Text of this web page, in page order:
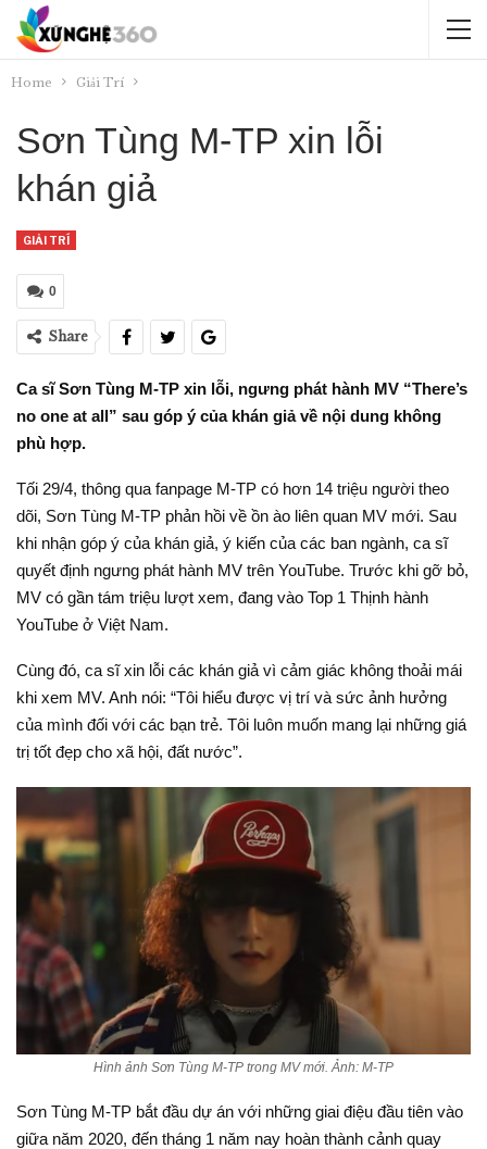
Home Giải Trí
Sơn Tùng M-TP xin lỗi
khán giả
GIẢI TRÍ
0
Share
Ca sĩ Sơn Tùng M-TP xin lỗi, ngưng phát hành MV “There’s
no one at all” sau góp ý của khán giả về nội dung không
phù hợp.
Tối 29/4, thông qua fanpage M-TP có hơn 14 triệu người theo
dõi, Sơn Tùng M-TP phản hồi về ồn ào liên quan MV mới. Sau
khi nhận góp ý của khán giả, ý kiến của các ban ngành, ca sĩ
quyết định ngưng phát hành MV trên YouTube. Trước khi gỡ bỏ,
MV có gần tám triệu lượt xem, đang vào Top 1 Thịnh hành
YouTube ở Việt Nam.
Cùng đó, ca sĩ xin lỗi các khán giả vì cảm giác không thoải mái
khi xem MV. Anh nói: “Tôi hiểu được vị trí và sức ảnh hưởng
của mình đối với các bạn trẻ. Tôi luôn muốn mang lại những giá
trị tốt đẹp cho xã hội, đất nước”.
Hình ảnh Sơn Tùng M-TP trong MV mới. Ảnh: M-TP
Sơn Tùng M-TP bắt đầu dự án với những giai điệu đầu tiên vào
giữa năm 2020, đến tháng 1 năm nay hoàn thành cảnh quay